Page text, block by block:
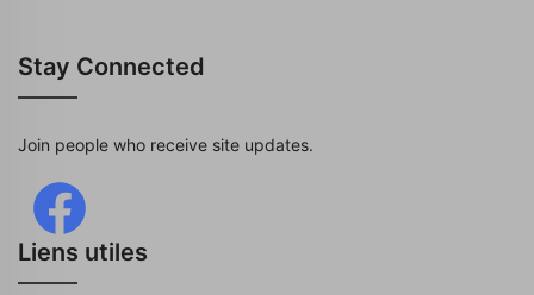
Stay Connected
Join people who receive site updates.
Liens utiles